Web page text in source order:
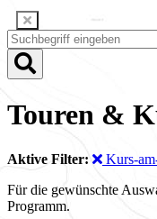
Touren &
Aktive Filter: Kurs-
Für die gewünschte
Programm.